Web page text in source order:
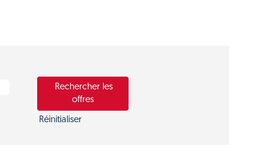
Réinitialiser